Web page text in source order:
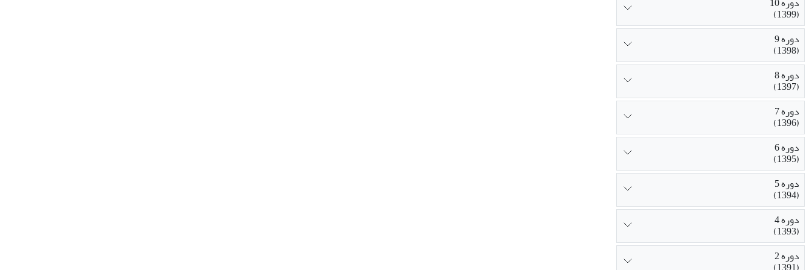
(1399)
دوره 9
(1398)
دوره 8
(1397)
دوره 7
(1396)
دوره 6
(1395)
دوره 5
(1394)
دوره 4
(1393)
دوره 2